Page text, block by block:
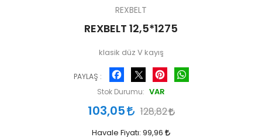
REXBELT
REXBELT 12,5*1275
klasik düz V kayış
PAYLAŞ :
Facebook Pinterest
Stok Durumu: VAR
103,05 128,82
Havale Fiyatı: 99,96